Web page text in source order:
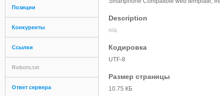
Позиции
Конкуренты
Ссылки
Robots.txt
Ответ сервера
Description
n/a
Кодировка
UTF-8
Размер страницы
10.75 КБ